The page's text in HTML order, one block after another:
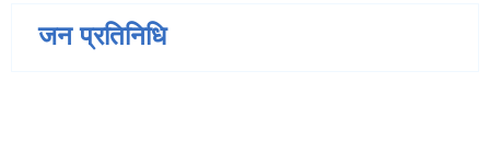
जन प्रतिनिधि